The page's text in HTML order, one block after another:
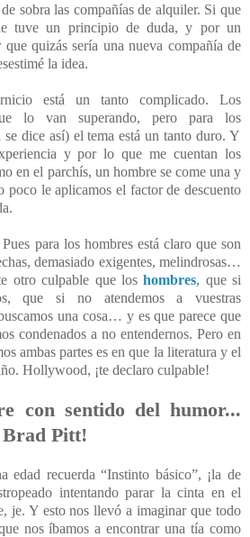
sobra las compañías de alquiler. Si que
tuve un principio de duda, y por un
quizás sería una nueva compañía de
la idea.
está un tanto complicado. Los
lo van superando, pero para los
se dice así) el tema está un tanto duro. Y
y por lo que me cuentan los
en el parchís, un hombre se come una y
poco le aplicamos el factor de descuento
para los hombres está claro que son
demasiado exigentes, melindrosas…
otro culpable que loshombres, que si
que si no atendemos a vuestras
una cosa… y es que parece que
condenados a no entendernos. Pero en
ambas partes es en que la literatura y el
Hollywood, ¡te declaro culpable!
con sentido del humor...
Brad Pitt!
edad recuerda “Instinto básico”, ¡la de
intentando parar la cinta en el
je. Y esto nos llevó a imaginar que todo
nos íbamos a encontrar una tía como